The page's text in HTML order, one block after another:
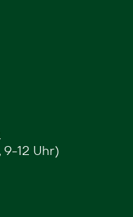
12 Uhr)